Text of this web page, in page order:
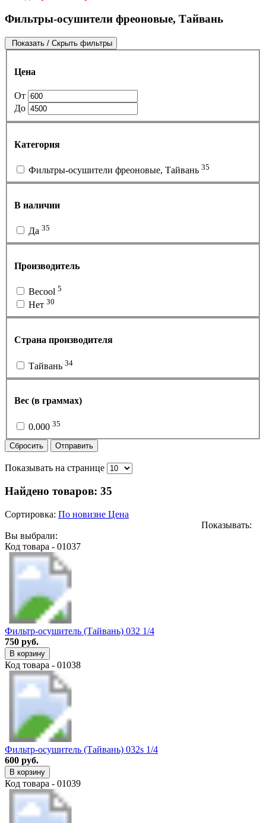
Фильтры-осушители фреоновые, Тайвань
Показать / Скрыть фильтры
Цена
От
До
Категория
Фильтры-осушители фреоновые, Тайвань 35
В наличии
Да 35
Производитель
Becool 5
Нет 30
Страна производителя
Тайвань 34
Вес (в граммах)
0.000 35
Сбросить Отправить
Показывать на странице
Найдено товаров: 35
Сортировка: По новизне Цена
Показывать:
Вы выбрали:
Код товара - 01037
Фильтр-осушитель (Тайвань) 032 1/4
750 руб.
В корзину
Код товара - 01038
Фильтр-осушитель (Тайвань) 032s 1/4
600 руб.
В корзину
Код товара - 01039